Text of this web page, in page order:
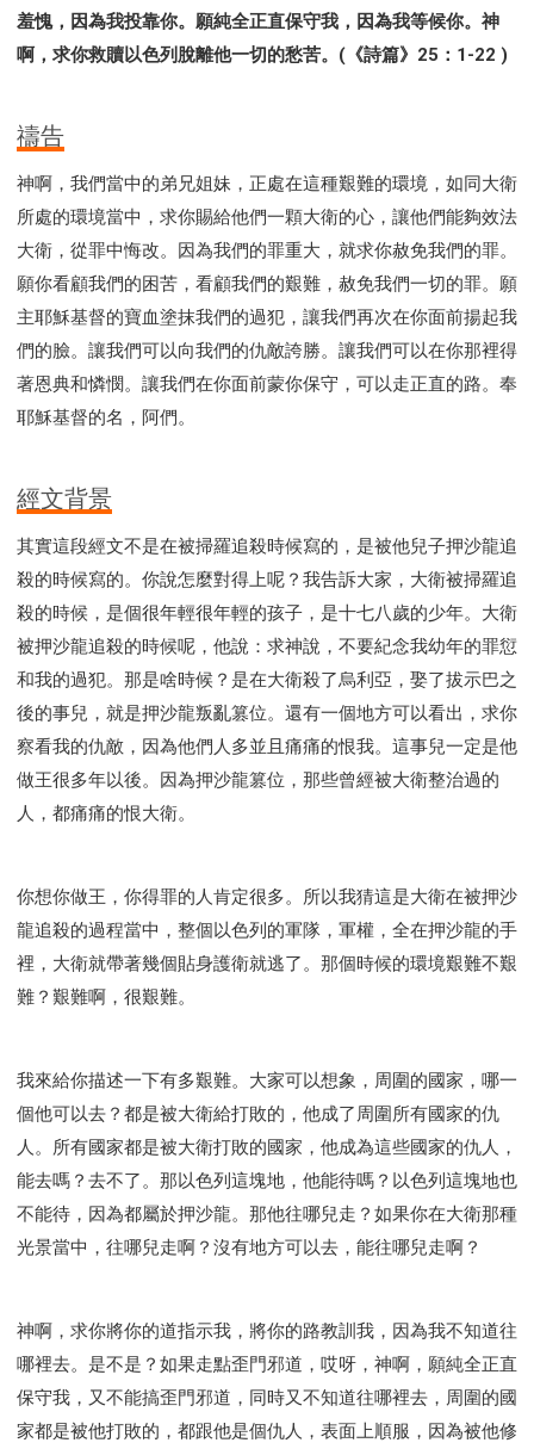
羞愧，因為我投靠你。願純全正直保守我，因為我等候你。神
啊，求你救贖以色列脫離他一切的愁苦。(《詩篇》25：1-22 )
禱告
神啊，我們當中的弟兄姐妹，正處在這種艱難的環境，如同大衛
所處的環境當中，求你賜給他們一顆大衛的心，讓他們能夠效法
大衛，從罪中悔改。因為我們的罪重大，就求你赦免我們的罪。
願你看顧我們的困苦，看顧我們的艱難，赦免我們一切的罪。願
主耶穌基督的寶血塗抹我們的過犯，讓我們再次在你面前揚起我
們的臉。讓我們可以向我們的仇敵誇勝。讓我們可以在你那裡得
著恩典和憐憫。讓我們在你面前蒙你保守，可以走正直的路。奉
耶穌基督的名，阿們。
經文背景
其實這段經文不是在被掃羅追殺時候寫的，是被他兒子押沙龍追
殺的時候寫的。你說怎麼對得上呢？我告訴大家，大衛被掃羅追
殺的時候，是個很年輕很年輕的孩子，是十七八歲的少年。大衛
被押沙龍追殺的時候呢，他說：求神說，不要紀念我幼年的罪愆
和我的過犯。那是啥時候？是在大衛殺了烏利亞，娶了拔示巴之
後的事兒，就是押沙龍叛亂篡位。還有一個地方可以看出，求你
察看我的仇敵，因為他們人多並且痛痛的恨我。這事兒一定是他
做王很多年以後。因為押沙龍篡位，那些曾經被大衛整治過的
人，都痛痛的恨大衛。
你想你做王，你得罪的人肯定很多。所以我猜這是大衛在被押沙
龍追殺的過程當中，整個以色列的軍隊，軍權，全在押沙龍的手
裡，大衛就帶著幾個貼身護衛就逃了。那個時候的環境艱難不艱
難？艱難啊，很艱難。
我來給你描述一下有多艱難。大家可以想象，周圍的國家，哪一
個他可以去？都是被大衛給打敗的，他成了周圍所有國家的仇
人。所有國家都是被大衛打敗的國家，他成為這些國家的仇人，
能去嗎？去不了。那以色列這塊地，他能待嗎？以色列這塊地也
不能待，因為都屬於押沙龍。那他往哪兒走？如果你在大衛那種
光景當中，往哪兒走啊？沒有地方可以去，能往哪兒走啊？
神啊，求你將你的道指示我，將你的路教訓我，因為我不知道往
哪裡去。是不是？如果走點歪門邪道，哎呀，神啊，願純全正直
保守我，又不能搞歪門邪道，同時又不知道往哪裡去，周圍的國
家都是被他打敗的，都跟他是個仇人，表面上順服，因為被他修